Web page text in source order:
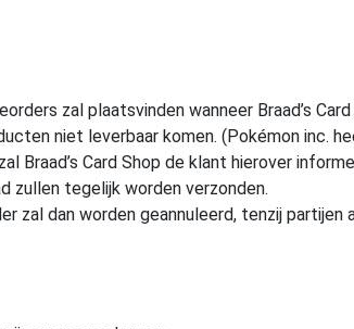
zal plaatsvinden wanneer Braad’s
niet leverbaar komen. (Pokémon inc.
Braad’s Card Shop de klant hierover
zullen tegelijk worden verzonden.
zal dan worden geannuleerd, tenzij partijen